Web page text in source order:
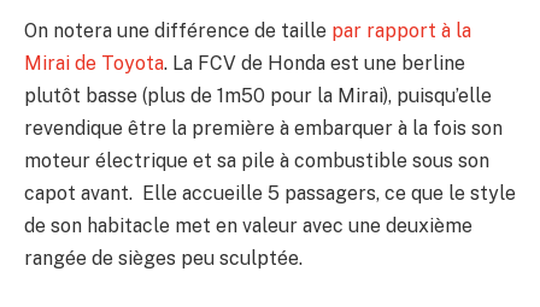
On notera une différence de taille par rapport à la
Mirai de Toyota. La FCV de Honda est une berline
plutôt basse (plus de 1m50 pour la Mirai), puisqu’elle
revendique être la première à embarquer à la fois son
moteur électrique et sa pile à combustible sous son
capot avant. Elle accueille 5 passagers, ce que le style
de son habitacle met en valeur avec une deuxième
rangée de sièges peu sculptée.